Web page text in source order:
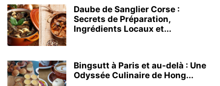
Daube de Sanglier Corse :
Secrets de Préparation,
Ingrédients Locaux et...
Bingsutt à Paris et au-delà : Une
Odyssée Culinaire de Hong...